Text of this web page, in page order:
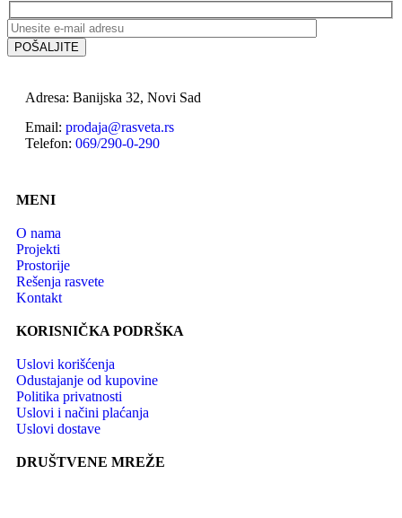
Adresa: Banijska 32, Novi Sad
Email: prodaja@rasveta.rs
Telefon: 069/290-0-290
MENI
O nama
Projekti
Prostorije
Rešenja rasvete
Kontakt
KORISNIČKA PODRŠKA
Uslovi korišćenja
Odustajanje od kupovine
Politika privatnosti
Uslovi i načini plaćanja
Uslovi dostave
DRUŠTVENE MREŽE